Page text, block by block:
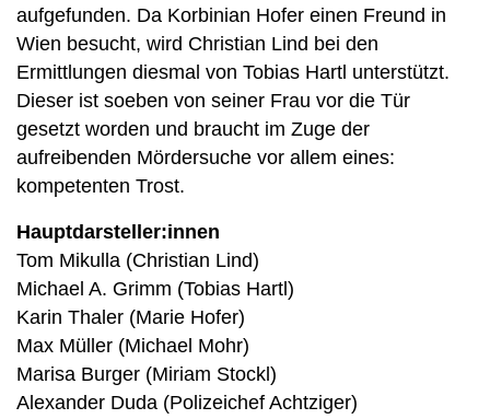
aufgefunden. Da Korbinian Hofer einen Freund in
Wien besucht, wird Christian Lind bei den
Ermittlungen diesmal von Tobias Hartl unterstützt.
Dieser ist soeben von seiner Frau vor die Tür
gesetzt worden und braucht im Zuge der
aufreibenden Mördersuche vor allem eines:
kompetenten Trost.
Hauptdarsteller:innen
Tom Mikulla (Christian Lind)
Michael A. Grimm (Tobias Hartl)
Karin Thaler (Marie Hofer)
Max Müller (Michael Mohr)
Marisa Burger (Miriam Stockl)
Alexander Duda (Polizeichef Achtziger)